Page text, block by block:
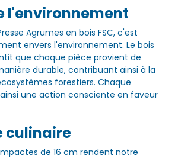
l'environnement
Agrumes en bois FSC, c'est
envers l'environnement. Le bois
que chaque pièce provient de
durable, contribuant ainsi à la
forestiers. Chaque
une action consciente en faveur
culinaire
de 16 cm rendent notre